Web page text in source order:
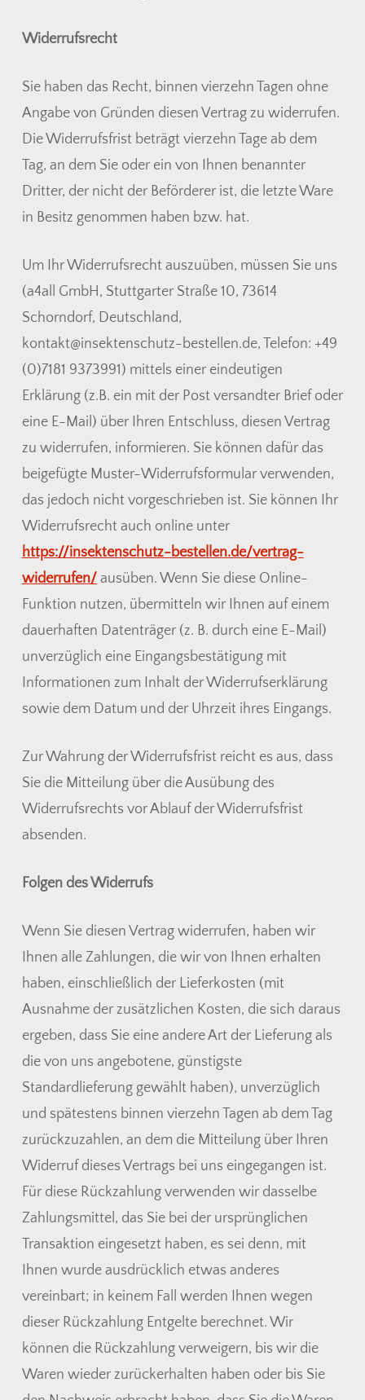
Widerrufsrecht
Sie haben das Recht, binnen vierzehn Tagen ohne
Angabe von Gründen diesen Vertrag zu widerrufen.
Die Widerrufsfrist beträgt vierzehn Tage ab dem
Tag, an dem Sie oder ein von Ihnen benannter
Dritter, der nicht der Beförderer ist, die letzte Ware
in Besitz genommen haben bzw. hat.
Um Ihr Widerrufsrecht auszuüben, müssen Sie uns
(a4all GmbH, Stuttgarter Straße 10, 73614
Schorndorf, Deutschland,
kontakt@insektenschutz-bestellen.de, Telefon: +49
(0)7181 9373991) mittels einer eindeutigen
Erklärung (z.B. ein mit der Post versandter Brief oder
eine E-Mail) über Ihren Entschluss, diesen Vertrag
zu widerrufen, informieren. Sie können dafür das
beigefügte Muster-Widerrufsformular verwenden,
das jedoch nicht vorgeschrieben ist. Sie können Ihr
Widerrufsrecht auch online unter
https://insektenschutz-bestellen.de/vertrag-
widerrufen/ausüben. Wenn Sie diese Online-
Funktion nutzen, übermitteln wir Ihnen auf einem
dauerhaften Datenträger (z. B. durch eine E-Mail)
unverzüglich eine Eingangsbestätigung mit
Informationen zum Inhalt der Widerrufserklärung
sowie dem Datum und der Uhrzeit ihres Eingangs.
Zur Wahrung der Widerrufsfrist reicht es aus, dass
Sie die Mitteilung über die Ausübung des
Widerrufsrechts vor Ablauf der Widerrufsfrist
absenden.
Folgen des Widerrufs
Wenn Sie diesen Vertrag widerrufen, haben wir
Ihnen alle Zahlungen, die wir von Ihnen erhalten
haben, einschließlich der Lieferkosten (mit
Ausnahme der zusätzlichen Kosten, die sich daraus
ergeben, dass Sie eine andere Art der Lieferung als
die von uns angebotene, günstigste
Standardlieferung gewählt haben), unverzüglich
und spätestens binnen vierzehn Tagen ab dem Tag
zurückzuzahlen, an dem die Mitteilung über Ihren
Widerruf dieses Vertrags bei uns eingegangen ist.
Für diese Rückzahlung verwenden wir dasselbe
Zahlungsmittel, das Sie bei der ursprünglichen
Transaktion eingesetzt haben, es sei denn, mit
Ihnen wurde ausdrücklich etwas anderes
vereinbart; in keinem Fall werden Ihnen wegen
dieser Rückzahlung Entgelte berechnet. Wir
können die Rückzahlung verweigern, bis wir die
Waren wieder zurückerhalten haben oder bis Sie